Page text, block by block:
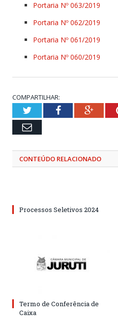
Portaria Nº 063/2019
Portaria Nº 062/2019
Portaria Nº 061/2019
Portaria Nº 060/2019
COMPARTILHAR:
TwitterFacebook
Email
CONTEÚDO RELACIONADO
Processos Seletivos 2024
Termo de Conferência de
Caixa